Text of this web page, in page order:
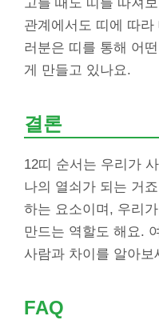
관계에서도 띠에 따
러분은 띠를 통해 어
게 만들고 있나요.
결론
12띠 순서는 우리가
나의 열쇠가 되는 거
하는 요소이며, 우리
만드는 역할도 해요.
사람과 차이를 알아보
FAQ